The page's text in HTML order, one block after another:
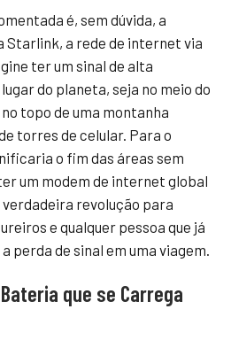
é, sem dúvida, a
Starlink, a rede de internet via
ter um sinal de alta
do planeta, seja no meio do
topo de uma montanha
torres de celular. Para o
o fim das áreas sem
um modem de internet global
revolução para
e qualquer pessoa que já
perda de sinal em uma viagem.
que se Carrega